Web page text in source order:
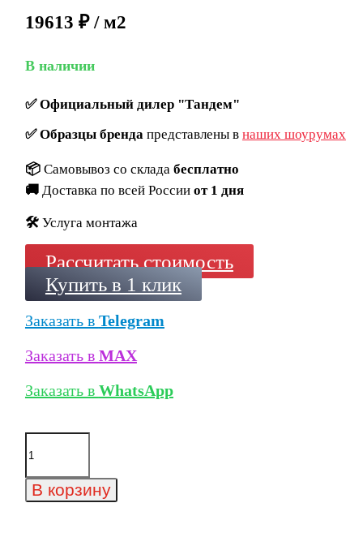
19613 ₽ / м2
В наличии
✅Официальный дилер "Тандем"
✅Образцы брендапредставлены в наших шоурумах
📦 Самовывоз со склада бесплатно
🚚 Доставка по всей России от 1 дня
🛠️ Услуга монтажа
Рассчитать стоимость
Купить в 1 клик
Заказать в Telegram
Заказать в MAX
Заказать в WhatsApp
Количество
товара
кирпич
Тандем
В корзину